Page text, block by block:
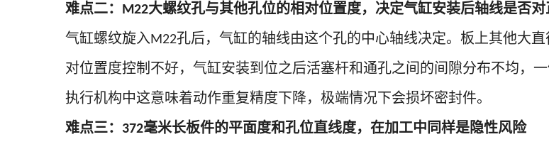
难点二： M22大螺纹孔与其他孔位的相对位置度，决定气缸安装后轴线是否对
气缸螺纹旋入M22孔后，气缸的轴线由这个孔的中心轴线决定。板上其他大
对位置度控制不好，气缸安装到位之后活塞杆和通孔之间的间隙分布不均，
执行机构中这意味着动作重复精度下降，极端情况下会损坏密封件。
难点三： 372毫米长板件的平面度和孔位直线度，在加工中同样是隐性风险